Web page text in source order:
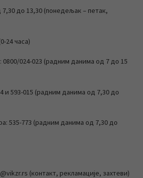
до 13,30 (понедељак – петак,
24 часа)
0800/024-023 (радним данима од 7 до 15
и 593-015 (радним данима од 7,30 до
535-773 (радним данима од 7,30 до
(контакт, рекламације, захтеви)